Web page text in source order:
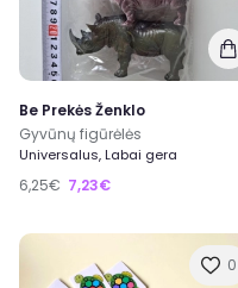
Be Prekės Ženklo
Gyvūnų figūrėlės
Universalus, Labai gera
6,25€ 7,23€
0